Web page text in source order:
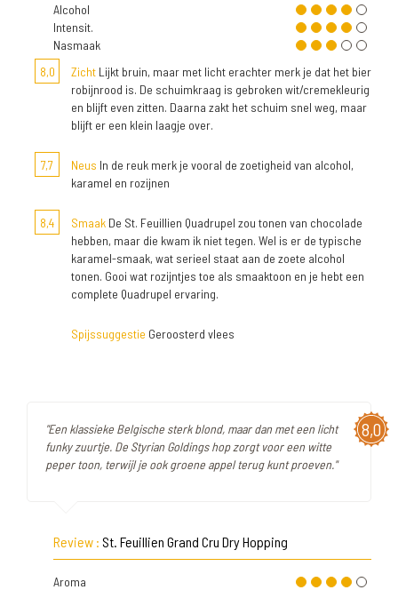
Alcohol
Intensit.
Nasmaak
8,0
Zicht Lijkt bruin, maar met licht erachter merk je dat het bier
robijnrood is. De schuimkraag is gebroken wit/cremekleurig
en blijft even zitten. Daarna zakt het schuim snel weg, maar
blijft er een klein laagje over.
7,7 Neus In de reuk merk je vooral de zoetigheid van alcohol,
karamel en rozijnen
8,4 Smaak De St. Feuillien Quadrupel zou tonen van chocolade
hebben, maar die kwam ik niet tegen. Wel is er de typische
karamel-smaak, wat serieel staat aan de zoete alcohol
tonen. Gooi wat rozijntjes toe als smaaktoon en je hebt een
complete Quadrupel ervaring.
Spijssuggestie Geroosterd vlees
8,0
"Een klassieke Belgische sterk blond, maar dan met een licht
funky zuurtje. De Styrian Goldings hop zorgt voor een witte
peper toon, terwijl je ook groene appel terug kunt proeven."
Review : St. Feuillien Grand Cru Dry Hopping
Aroma